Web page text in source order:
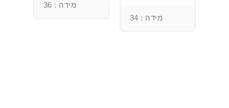
מידה : 34
מידה : 36